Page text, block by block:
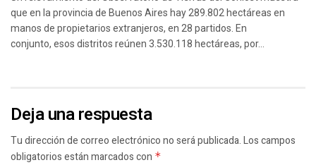
que en la provincia de Buenos Aires hay 289.802 hectáreas en
manos de propietarios extranjeros, en 28 partidos. En
conjunto, esos distritos reúnen 3.530.118 hectáreas, por...
Deja una respuesta
Tu dirección de correo electrónico no será publicada.Los campos
obligatorios están marcados con *